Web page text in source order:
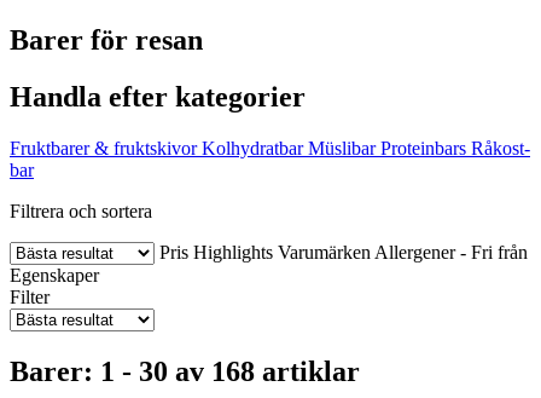
Barer för resan
Handla efter kategorier
Fruktbarer & fruktskivor Kolhydratbar Müslibar Proteinbars Råkost-
bar
Filtrera och sortera
Pris Highlights Varumärken Allergener - Fri från
Egenskaper
Filter
Barer: 1 - 30 av 168 artiklar